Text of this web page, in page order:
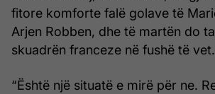
fitore komforte falë golave të
Arjen Robben, dhe të martën do
skuadrën franceze në fushë të vet.
“Është një situatë e mirë për ne.